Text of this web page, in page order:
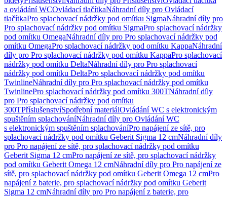
a ovládání WCOvládací tlačítkaNáhradní díly pro Ovládací
tlačítkaPro splachovací nádržky pod omítku SigmaNáhradní díly pro
Pro splachovací nádržky pod omítku SigmaPro splachovací nádržky
pod omítku OmegaNáhradní díly pro Pro splachovací nádržky pod
omítku OmegaPro splachovací nádržky pod omítku KappaNáhradní
díly pro Pro splachovací nádržky pod omítku KappaPro splachovací
nádržky pod omítku DeltaNáhradní díly pro Pro splachovací
nádržky pod omítku DeltaPro splachovací nádržky pod omítku
TwinlineNáhradní díly pro Pro splachovací nádržky pod omítku
TwinlinePro splachovací nádržky pod omítku 300TNáhradní díly
pro Pro splachovací nádržky pod omítku
300TPříslušenstvíSpotřební materiálOvládání WC s elektronickým
spuštěním splachováníNáhradní díly pro Ovládání WC
s elektronickým spuštěním splachováníPro napájení ze sítě, pro
splachovací nádržky pod omítku Geberit Sigma 12 cmNáhradní díly
pro Pro napájení ze sítě, pro splachovací nádržky pod omítku
Geberit Sigma 12 cmPro napájení ze sítě, pro splachovací nádržky
pod omítku Geberit Omega 12 cmNáhradní díly pro Pro napájení ze
sítě, pro splachovací nádržky pod omítku Geberit Omega 12 cmPro
napájení z baterie, pro splachovací nádržky pod omítku Geberit
Sigma 12 cmNáhradní díly pro Pro napájení z baterie, pro